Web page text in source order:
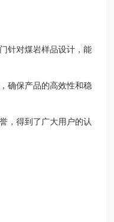
针对煤岩样品设计，能
确保产品的高效性和稳
，得到了广大用户的认